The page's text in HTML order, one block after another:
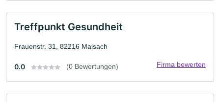
Treffpunkt Gesundheit
Frauenstr. 31, 82216 Maisach
0.0 (0 Bewertungen) Firma bewerten